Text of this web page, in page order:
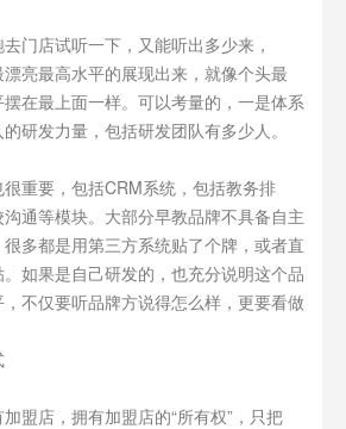
门店试听一下，又能听出多少来，
亮最高水平的展现出来，就像个头最
在最上面一样。可以考量的，一是体系
研发力量，包括研发团队有多少人。
重要，包括CRM系统，包括教务排
通等模块。大部分早教品牌不具备自主
多都是用第三方系统贴了个牌，或者直
如果是自己研发的，也充分说明这个品
不仅要听品牌方说得怎么样，更要看做
盟店，拥有加盟店的“所有权”，只把